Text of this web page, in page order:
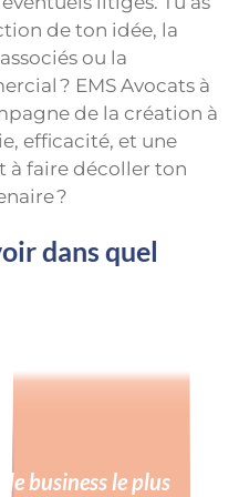
de ton idée, la
ou la
? EMS Avocats à
de la création à
efficacité, et une
à faire décoller ton
?
dans quel
business le plus